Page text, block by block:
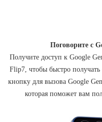
Поговорите с
Получите доступ к Google
Flip7, чтобы быстро
кнопку для вызова Google
которая поможет вам